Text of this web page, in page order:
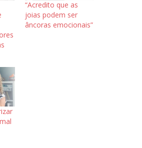
“Acredito que as
joias podem ser
âncoras emocionais”